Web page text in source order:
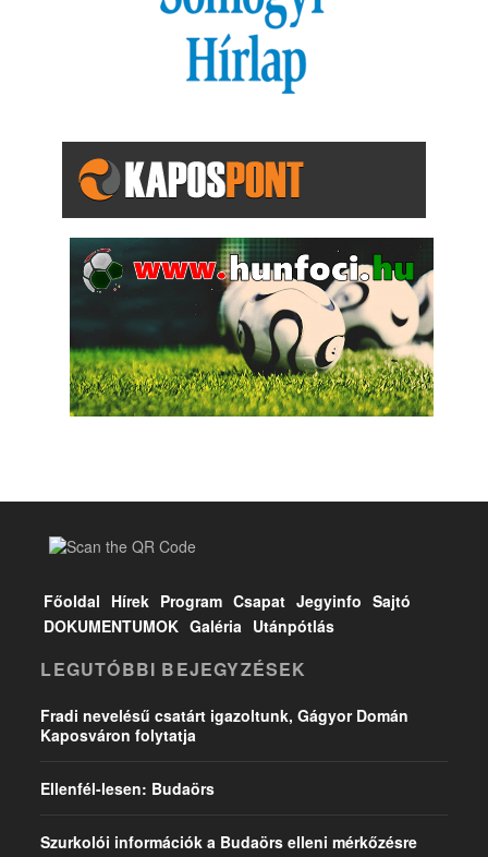
Főoldal Hírek Program Csapat Jegyinfo Sajtó
DOKUMENTUMOK Galéria Utánpótlás
LEGUTÓBBI BEJEGYZÉSEK
Fradi nevelésű csatárt igazoltunk, Gágyor Domán
Kaposváron folytatja
Ellenfél-lesen: Budaörs
Szurkolói információk a Budaörs elleni mérkőzésre